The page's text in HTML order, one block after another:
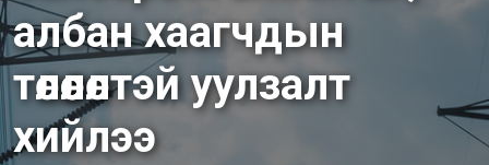
албан хаагчдын
төлөөлөлтэй уулзалт
хийлээ